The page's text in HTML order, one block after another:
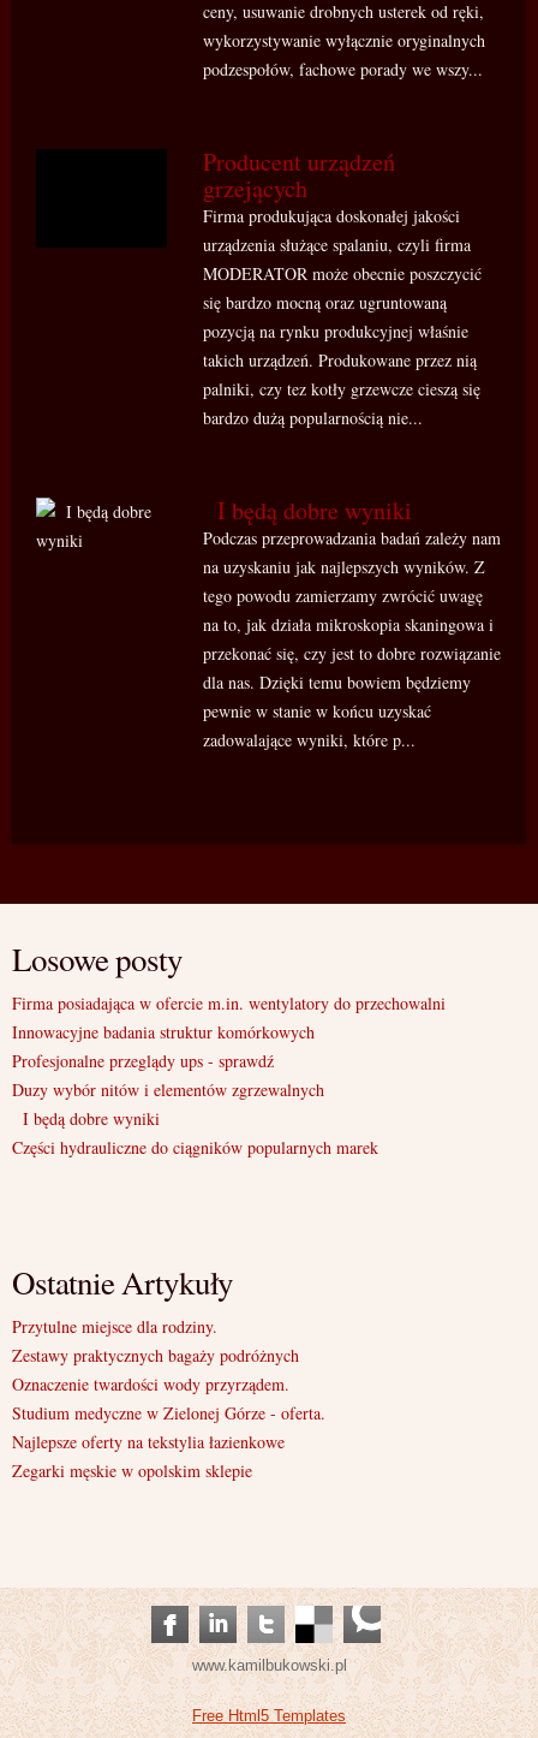
ceny, usuwanie drobnych usterek od ręki,
wykorzystywanie wyłącznie oryginalnych
podzespołów, fachowe porady we wszy...
Producent urządzeń
grzejących
Firma produkująca doskonałej jakości
urządzenia służące spalaniu, czyli firma
MODERATOR może obecnie poszczycić
się bardzo mocną oraz ugruntowaną
pozycją na rynku produkcyjnej właśnie
takich urządzeń. Produkowane przez nią
palniki, czy tez kotły grzewcze cieszą się
bardzo dużą popularnością nie...
I będą dobre wyniki
Podczas przeprowadzania badań zależy nam
na uzyskaniu jak najlepszych wyników. Z
tego powodu zamierzamy zwrócić uwagę
na to, jak działa mikroskopia skaningowa i
przekonać się, czy jest to dobre rozwiązanie
dla nas. Dzięki temu bowiem będziemy
pewnie w stanie w końcu uzyskać
zadowalające wyniki, które p...
Losowe posty
Firma posiadająca w ofercie m.in. wentylatory do przechowalni
Innowacyjne badania struktur komórkowych
Profesjonalne przeglądy ups - sprawdź
Duzy wybór nitów i elementów zgrzewalnych
I będą dobre wyniki
Części hydrauliczne do ciągników popularnych marek
Ostatnie Artykuły
Przytulne miejsce dla rodziny.
Zestawy praktycznych bagaży podróżnych
Oznaczenie twardości wody przyrządem.
Studium medyczne w Zielonej Górze - oferta.
Najlepsze oferty na tekstylia łazienkowe
Zegarki męskie w opolskim sklepie
www.kamilbukowski.pl
Free Html5 Templates